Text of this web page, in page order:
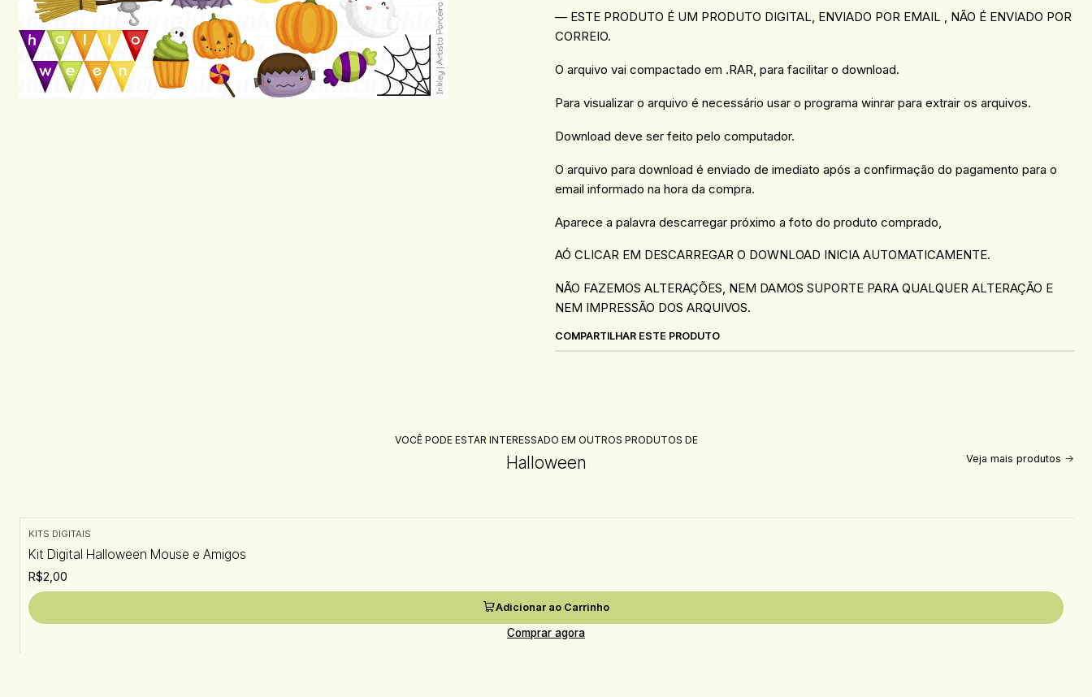
— ESTE PRODUTO É UM PRODUTO DIGITAL, ENVIADO POR EMAIL , NÃO É ENVIADO POR
CORREIO.
O arquivo vai compactado em .RAR, para facilitar o download.
Para visualizar o arquivo é necessário usar o programa winrar para extrair os arquivos.
Download deve ser feito pelo computador.
O arquivo para download é enviado de imediato após a confirmação do pagamento para o
email informado na hora da compra.
Aparece a palavra descarregar próximo a foto do produto comprado,
AÓ CLICAR EM DESCARREGAR O DOWNLOAD INICIA AUTOMATICAMENTE.
NÃO FAZEMOS ALTERAÇÕES, NEM DAMOS SUPORTE PARA QUALQUER ALTERAÇÃO E
NEM IMPRESSÃO DOS ARQUIVOS.
COMPARTILHAR ESTE PRODUTO
VOCÊ PODE ESTAR INTERESSADO EM OUTROS PRODUTOS DE
Halloween Veja mais produtos
KITS DIGITAIS
Kit Digital Halloween Mouse e Amigos
R$2,00
Adicionar ao Carrinho
Comprar agora